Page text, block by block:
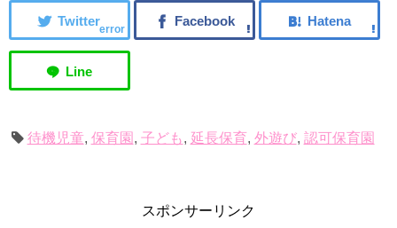
error
待機児童, 保育園 , 子ども, 延長保育, 外遊び, 認可保育園
スポンサーリンク